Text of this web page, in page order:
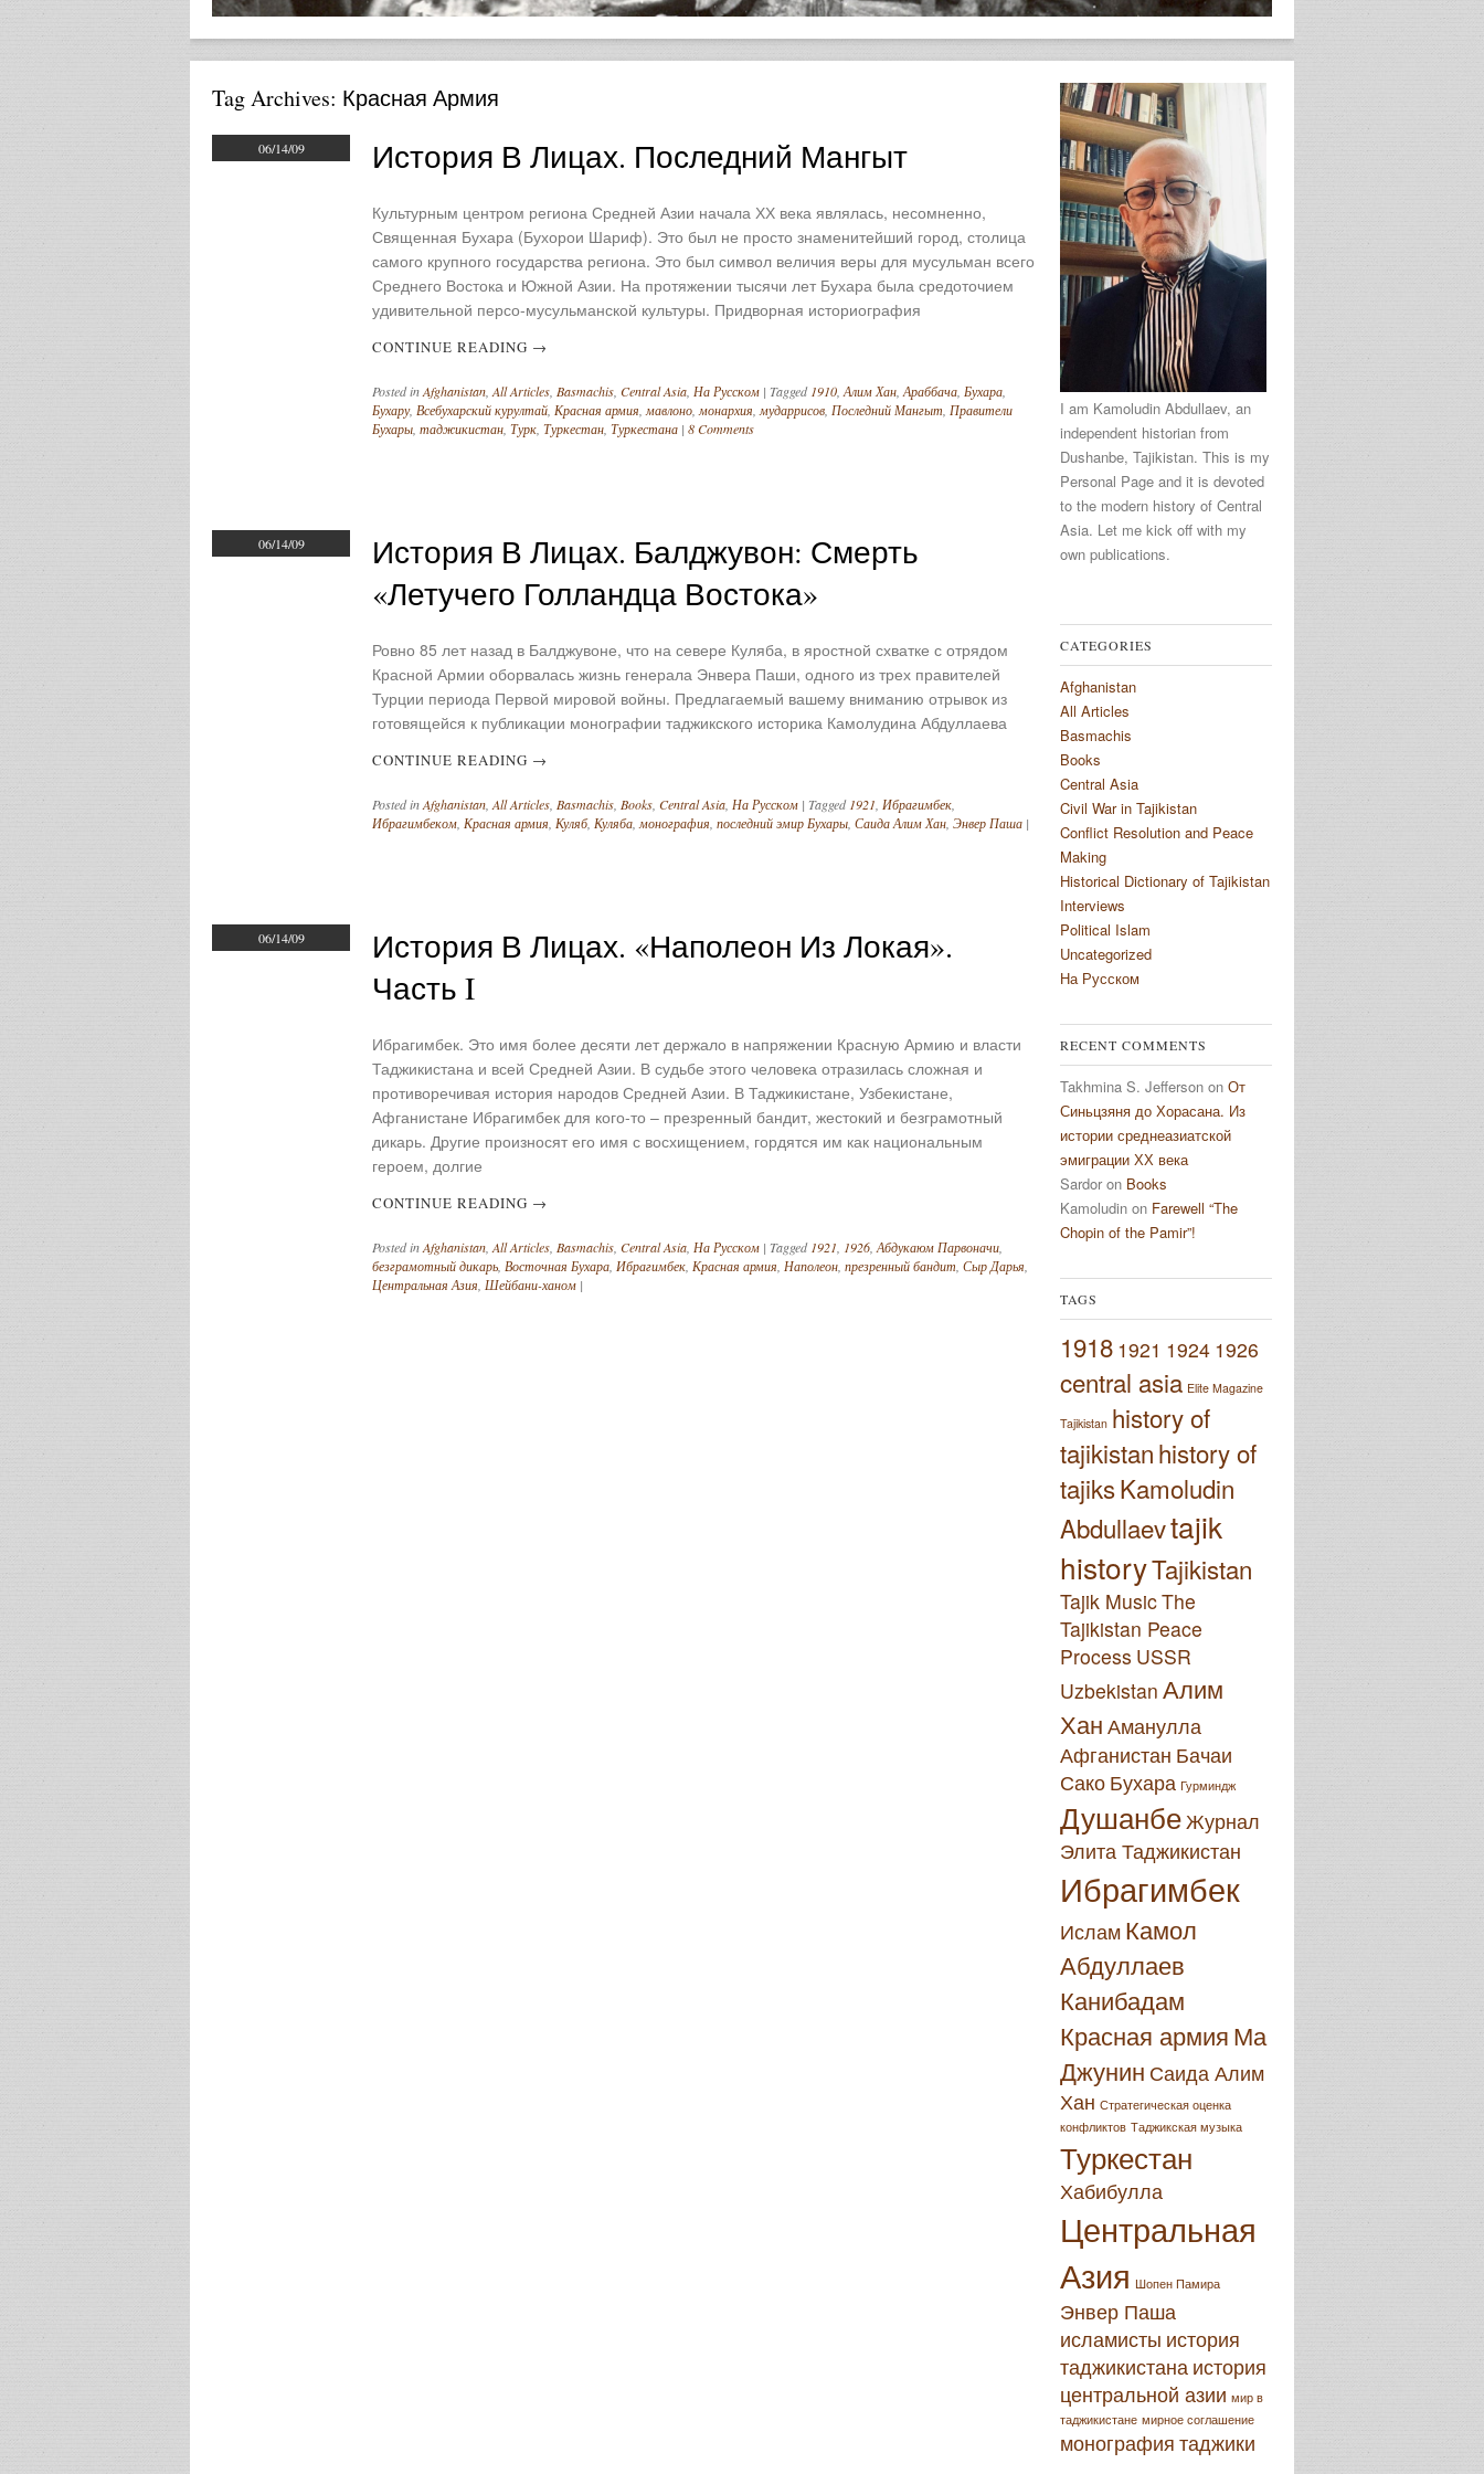
Tag Archives: Красная Армия
06/14/09 История В Лицах. Последний Мангыт
Культурным центром региона Средней Азии начала ХХ века являлась, несомненно,
Священная Бухара (Бухорои Шариф). Это был не просто знаменитейший город, столица
самого крупного государства региона. Это был символ величия веры для мусульман всего
Среднего Востока и Южной Азии. На протяжении тысячи лет Бухара была средоточием
удивительной персо-мусульманской культуры. Придворная историография
CONTINUE READING →
Posted inAfghanistan All Articles Basmachis Central Asia На Русском | Tagged 1910 Алим Хан Араббача Бухара
Бухару, Всебухарский курултай Красная армия мавлоно монархия мударрисов Последний Мангыт Правители
Бухары таджикистан Турк Туркестан Туркестана | 8 Comments
06/14/09
История В Лицах. Балджувон: Смерть
«летучего Голландца Востока»
Ровно 85 лет назад в Балджувоне, что на севере Куляба, в яростной схватке с отрядом
Красной Армии оборвалась жизнь генерала Энвера Паши, одного из трех правителей
Турции периода Первой мировой войны. Предлагаемый вашему вниманию отрывок из
готовящейся к публикации монографии таджикского историка Камолудина Абдуллаева
CONTINUE READING →
Posted inAfghanistan All Articles Basmachis Books Central Asia На Русском | Tagged 1921 Ибрагимбек
Ибрагимбеком Красная армия Куляб, Куляба монография последний эмир Бухары Саида Алим Хан Энвер Паша |
06/14/09
История В Лицах. «Наполеон Из Локая».
Часть I
Ибрагимбек. Это имя более десяти лет держало в напряжении Красную Армию и власти
Таджикистана и всей Средней Азии. В судьбе этого человека отразилась сложная и
противоречивая история народов Средней Азии. В Таджикистане, Узбекистане,
Афганистане Ибрагимбек для кого-то – презренный бандит, жестокий и безграмотный
дикарь. Другие произносят его имя с восхищением, гордятся им как национальным
героем, долгие
CONTINUE READING →
Posted inAfghanistan All Articles Basmachis Central Asia На Русском | Tagged 1921 1926 Абдукаюм Парвоначи
безграмотный дикарь Восточная Бухара Ибрагимбек Красная армия Наполеон презренный бандит Сыр Дарья
Центральная Азия Шейбани-ханом |
I am Kamoludin Abdullaev, an
independent historian from
Dushanbe, Tajikistan. This is my
Personal Page and it is devoted
to the modern history of Central
Asia. Let me kick off with my
own publications.
CATEGORIES
Afghanistan
All Articles
Basmachis
Books
Central Asia
Civil War in Tajikistan
Conflict Resolution and Peace
Making
Historical Dictionary of Tajikistan
Interviews
Political Islam
Uncategorized
На Русском
RECENT COMMENTS
Takhmina S. Jefferson on От
Синьцзяня до Хорасана. Из
истории среднеазиатской
эмиграции ХХ века
Sardor on Books
Kamoludin on Farewell “The
Chopin of the Pamir”!
TAGS
1918 1921 1924 1926
central asia Elite Magazine
Tajikistan history of
tajikistanhistory of
tajiksKamoludin
Abdullaevtajik
historyTajikistan
Tajik MusicThe
Tajikistan Peace
Process USSR
Uzbekistan Алим
Хан Аманулла
Афганистан Бачаи
Сако Бухара Гурминдж
ДушанбеЖурнал
Элита Таджикистан
Ибрагимбек
Ислам Камол
Абдуллаев
Канибадам
Красная армияМа
Джунин Саида Алим
Хан Стратегическая оценка
конфликтов Таджикская музыка
Туркестан
Хабибулла
Центральная
Азия Шопен Памира
Энвер Паша
исламисты история
таджикистана история
центральной азии мир в
таджикистане мирное соглашение
монография таджики